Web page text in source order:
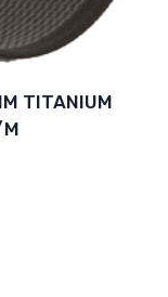
TITANIUM